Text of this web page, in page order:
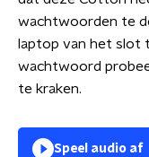
wachtwoorden te
laptop van het slot
wachtwoord
te kraken.
Speel audio af